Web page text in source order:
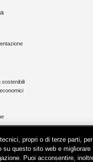
sostenibili
propri o di terze parti, per
su questo sito web e migliorare
Puoi acconsentire,